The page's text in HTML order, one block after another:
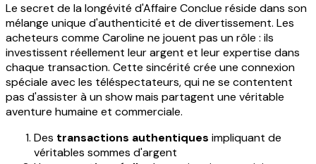
Le secret de la longévité d'Affaire Conclue réside dans son
mélange unique d'authenticité et de divertissement. Les
acheteurs comme Caroline ne jouent pas un rôle : ils
investissent réellement leur argent et leur expertise dans
chaque transaction. Cette sincérité crée une connexion
spéciale avec les téléspectateurs, qui ne se contentent
pas d'assister à un show mais partagent une véritable
aventure humaine et commerciale.
Des transactions authentiques impliquant de
véritables sommes d'argent